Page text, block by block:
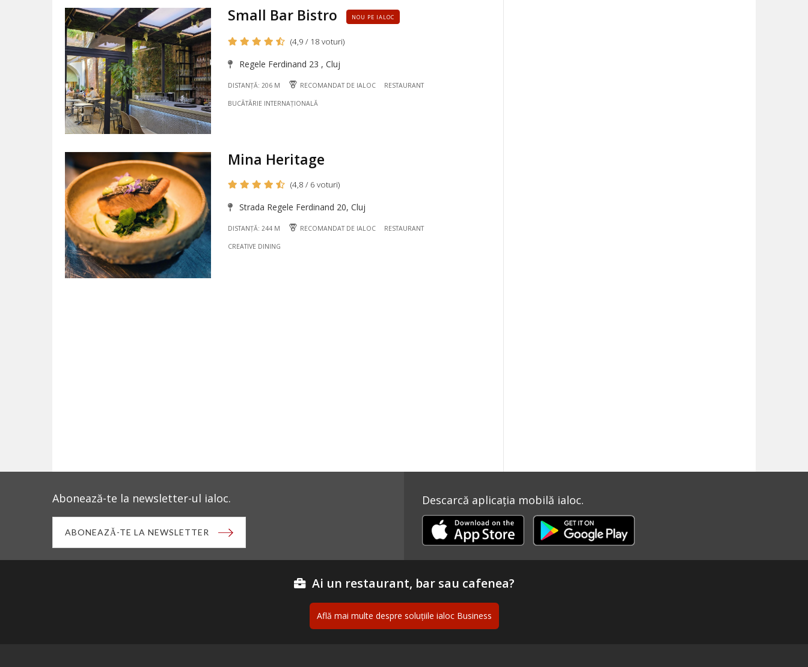
Small Bar Bistro NOU PE IALOC
(4,9 / 18 voturi)
Regele Ferdinand 23 , Cluj
DISTANȚĂ: 206 M RECOMANDAT DE IALOC RESTAURANT
BUCÃTÃRIE INTERNAȚIONALĂ
Mina Heritage
(4,8 / 6 voturi)
Strada Regele Ferdinand 20, Cluj
DISTANȚĂ: 244 M RECOMANDAT DE IALOC RESTAURANT
CREATIVE DINING
Abonează-te la newsletter-ul ialoc.
ABONEAZĂ-TE LA NEWSLETTER
Descarcă aplicația mobilă ialoc.
Ai un restaurant, bar sau cafenea?
Află mai multe despre soluțiile ialoc Business